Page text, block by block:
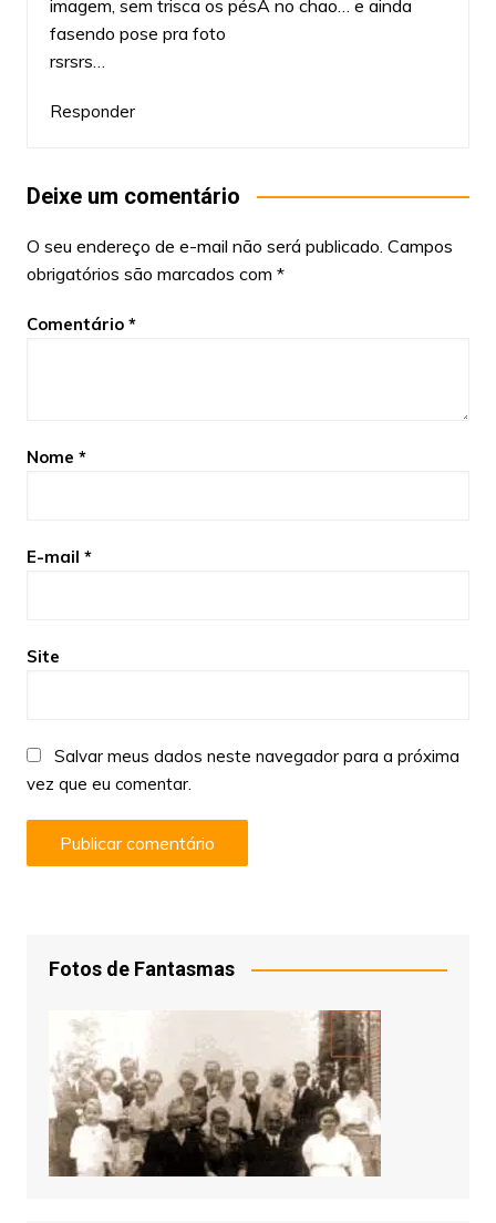
imagem, sem trisca os pésÂ no chao… e ainda
fasendo pose pra foto
rsrsrs…
Responder
Deixe um comentário
O seu endereço de e-mail não será publicado. Campos
obrigatórios são marcados com *
Comentário *
Nome *
E-mail *
Site
Salvar meus dados neste navegador para a próxima
vez que eu comentar.
Fotos de Fantasmas